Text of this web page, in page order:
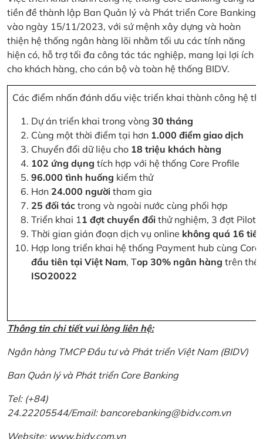
tiền đề thành lập Ban Quản lý và Phát triển Core Banking
vào ngày 15/11/2023, với sứ mệnh xây dựng và hoàn
thiện hệ thống ngân hàng lõi nhằm tối ưu các tính năng
hiện có, hỗ trợ tối đa công tác tác nghiệp, mang lại lợi ích
cho khách hàng, cho cán bộ và toàn hệ thống BIDV.
Các điểm nhấn đánh dấu việc triển khai thành công hệ
Dự án triển khai trong vòng 30 tháng
Cùng một thời điểm tại hơn 1.000 điểm giao dịch
Chuyển đổi dữ liệu cho 18 triệu khách hàng
102 ứng dụng tích hợp với hệ thống Core Profile
96.000 tình huống kiểm thử
Hơn 24.000 người tham gia
25 đối tác trong và ngoài nước cùng phối hợp
Triển khai 11 đợt chuyển đổi thử nghiệm, 3 đợt Pilot
Thời gian gián đoạn dịch vụ online không quá 16
Hợp long triển khai hệ thống Payment hub cùng
đầu tiên tại Việt Nam, Top 30% ngân hàng trên thế
ISO20022
Thông tin chi tiết vui lòng liên hệ:
Ngân hàng TMCP Đầu tư và Phát triển Việt Nam (BIDV)
Ban Quản lý và Phát triển Core Banking
Tel: (+84)
24.22205544/Email: bancorebanking@bidv.com.vn
Website: www.bidv.com.vn